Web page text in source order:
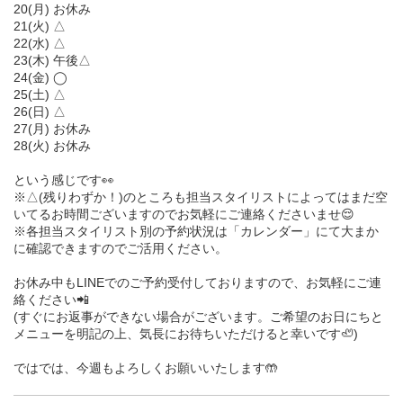
20(月) お休み
21(火) △
22(水) △
23(木) 午後△
24(金) ◯
25(土) △
26(日) △
27(月) お休み
28(火) お休み
という感じです👀
※△(残りわずか！)のところも担当スタイリストによってはまだ空
いてるお時間ございますのでお気軽にご連絡くださいませ😌
※各担当スタイリスト別の予約状況は「カレンダー」にて大まか
に確認できますのでご活用ください。
お休み中もLINEでのご予約受付しておりますので、お気軽にご連
絡ください📲
(すぐにお返事ができない場合がございます。ご希望のお日にちと
メニューを明記の上、気長にお待ちいただけると幸いです🦥)
ではでは、今週もよろしくお願いいたします🤲